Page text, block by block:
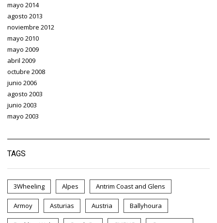
mayo 2014
agosto 2013
noviembre 2012
mayo 2010
mayo 2009
abril 2009
octubre 2008
junio 2006
agosto 2003
junio 2003
mayo 2003
TAGS
3Wheeling Alpes Antrim Coast and Glens
Armoy Asturias Austria Ballyhoura